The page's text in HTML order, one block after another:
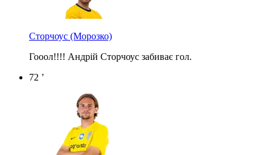
Сторчоус (Морозко)
Гооол!!!! Андрій Сторчоус забиває гол.
72 ’